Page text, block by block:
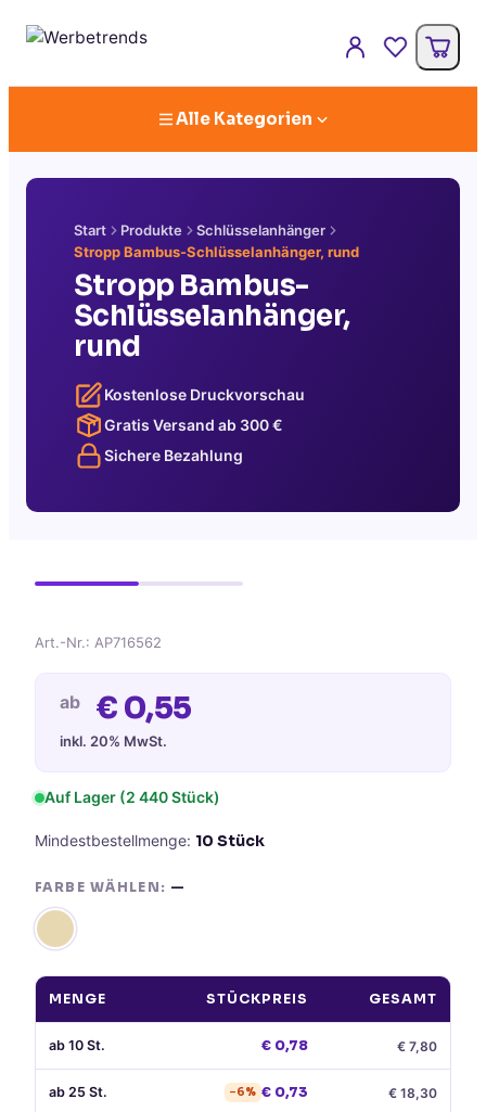
Alle Kategorien
Start Produkte
Schlüsselanhänger
Stropp Bambus-Schlüsselanhänger, rund
Stropp Bambus-
Schlüsselanhänger,
rund
Kostenlose Druckvorschau
Gratis Versand ab 300€
Sichere Bezahlung
Art.-Nr.: AP716562
ab € 0,55
inkl. 20% MwSt.
Auf Lager (2 440Stück)
Mindestbestellmenge: 10 Stück
FARBE WÄHLEN: —
MENGE STÜCKPREIS GESAMT
ab 10 St. € 0,78 € 7,80
ab 25 St. −6% € 0,73 € 18,30